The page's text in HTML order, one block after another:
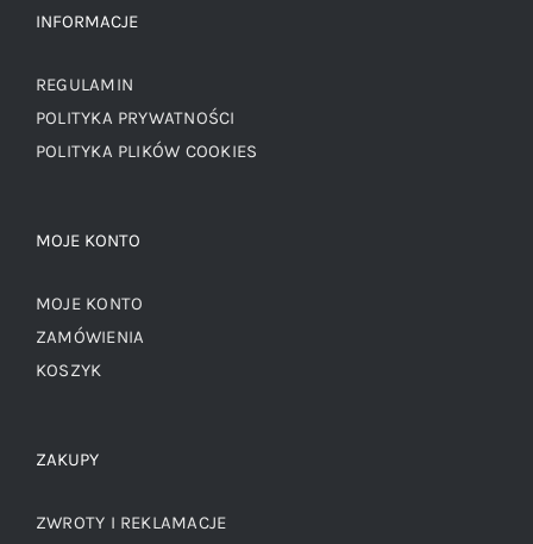
INFORMACJE
REGULAMIN
POLITYKA PRYWATNOŚCI
POLITYKA PLIKÓW COOKIES
MOJE KONTO
MOJE KONTO
ZAMÓWIENIA
KOSZYK
ZAKUPY
ZWROTY I REKLAMACJE